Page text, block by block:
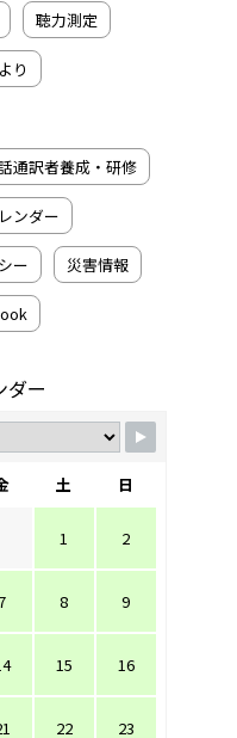
聴力測定
り
通訳者養成・研修
ンダー
ー 災害情報
ダー
土 日
1 2
8 9
15 16
22 23